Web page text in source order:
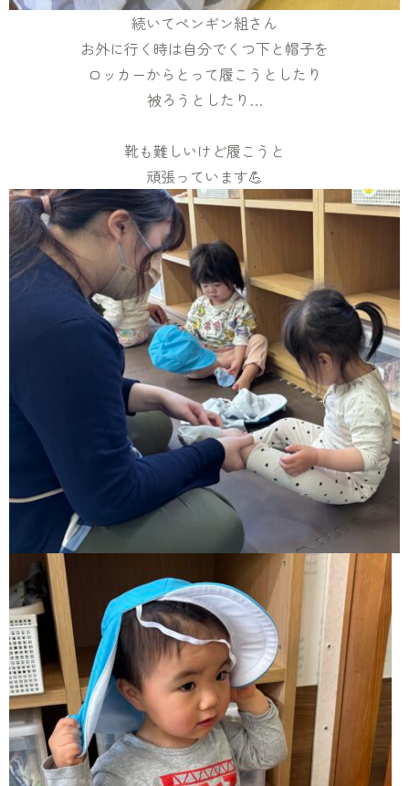
続いてペンギン組さん
お外に行く時は自分でくつ下と帽子を
ロッカーからとって履こうとしたり
被ろうとしたり…
靴も難しいけど履こうと
頑張っています💪